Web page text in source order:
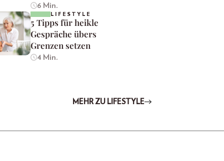
6 Min.
LIFESTYLE
5 Tipps für heikle
Gespräche übers
Grenzen setzen
4 Min.
MEHR ZU LIFESTYLE